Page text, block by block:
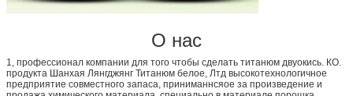
О нас
1, профессионал компании для того чтобы сделать титанюм двуокись. КО.
продукта Шанхая Лянгджянг Титанюм белое, Лтд высокотехнологичное
предприятие совместного запаса, приниманнсяое за произведение и